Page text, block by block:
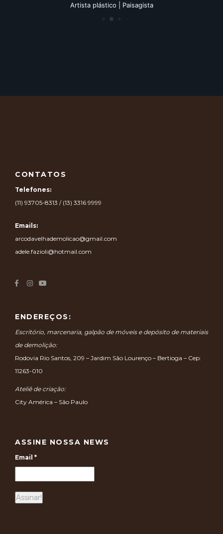
Artista plástico | Paisagista
CONTATOS
Telefones:
(11) 93705-8313 / (13) 3316 9999
Emails:
arcodavelhademolicao@gmail.com
adele.fazioli@hotmail.com
ENDEREÇOS:
Escritório, marcenaria, galpão de móveis e depósito de materiais
de demolição:
Rodovia Rio Santos, 209 – Jardim São Lourenço – Bertioga – Cep:
11263-010
Ateliê de criação:
City América – São Paulo
ASSINE NOSSA NEWS
Email *